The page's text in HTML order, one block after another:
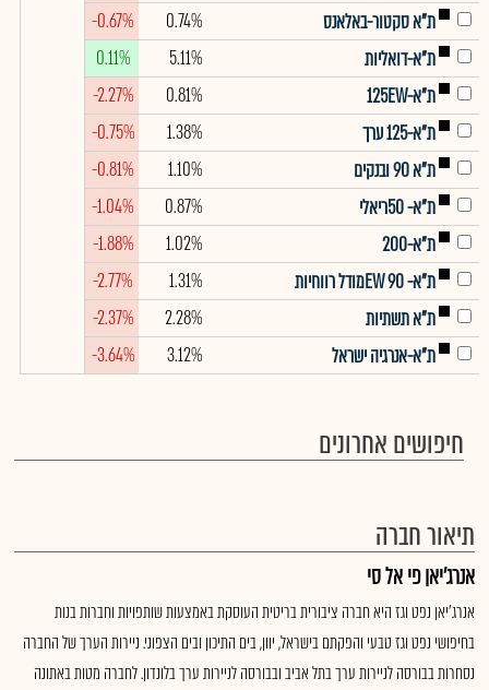
ת"א סקטור-באלאנס
0.74%
-0.67%
ת"א-דואליות
5.11%
0.11%
ת"א-125EW
0.81%
-2.27%
ת"א-125 ערך
1.38%
-0.75%
ת"א 90 ובנקים
1.10%
-0.81%
ת"א- 50ריאלי
0.87%
-1.04%
ת"א-200
1.02%
-1.88%
ת"א- EW 90מודל רווחיות
1.31%
-2.77%
ת"א תשתיות
2.28%
-2.37%
ת"א-אנרגיה ישראל
3.12%
-3.64%
חיפושים אחרונים
תיאור חברה
אנרג'יאן פי אל סי
אנרג'יאן נפט וגז היא חברה ציבורית בריטית העוסקת באמצעות שותפויות וחברות בנות
בחיפושי נפט וגז טבעי והפקתם בישראל, יוון, בים התיכון ובים הצפוני. ניירות הערך של החברה
נסחרות בבורסה לניירות ערך בתל אביב ובבורסה לניירות ערך בלונדון. לחברה מטות באתונה